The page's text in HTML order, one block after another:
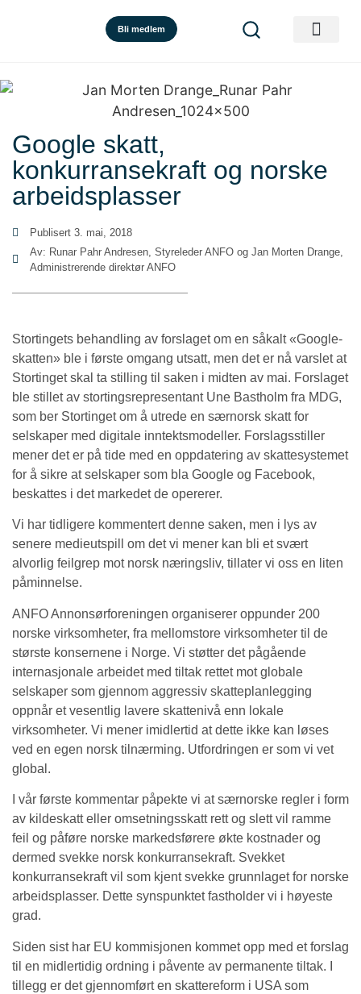
Bli medlem
Google skatt,
konkurransekraft og norske
arbeidsplasser
Publisert 3. mai, 2018
Av: Runar Pahr Andresen, Styreleder ANFO og Jan Morten Drange,
Administrerende direktør ANFO
Stortingets behandling av forslaget om en såkalt «Google-
skatten» ble i første omgang utsatt, men det er nå varslet at
Stortinget skal ta stilling til saken i midten av mai. Forslaget
ble stillet av stortingsrepresentant Une Bastholm fra MDG,
som ber Stortinget om å utrede en særnorsk skatt for
selskaper med digitale inntektsmodeller. Forslagsstiller
mener det er på tide med en oppdatering av skattesystemet
for å sikre at selskaper som bla Google og Facebook,
beskattes i det markedet de opererer.
Vi har tidligere kommentert denne saken, men i lys av
senere medieutspill om det vi mener kan bli et svært
alvorlig feilgrep mot norsk næringsliv, tillater vi oss en liten
påminnelse.
ANFO Annonsørforeningen organiserer oppunder 200
norske virksomheter, fra mellomstore virksomheter til de
største konsernene i Norge. Vi støtter det pågående
internasjonale arbeidet med tiltak rettet mot globale
selskaper som gjennom aggressiv skatteplanlegging
oppnår et vesentlig lavere skattenivå enn lokale
virksomheter. Vi mener imidlertid at dette ikke kan løses
ved en egen norsk tilnærming. Utfordringen er som vi vet
global.
I vår første kommentar påpekte vi at særnorske regler i form
av kildeskatt eller omsetningsskatt rett og slett vil ramme
feil og påføre norske markedsførere økte kostnader og
dermed svekke norsk konkurransekraft. Svekket
konkurransekraft vil som kjent svekke grunnlaget for norske
arbeidsplasser. Dette synspunktet fastholder vi i høyeste
grad.
Siden sist har EU kommisjonen kommet opp med et forslag
til en midlertidig ordning i påvente av permanente tiltak. I
tillegg er det gjennomført en skattereform i USA som